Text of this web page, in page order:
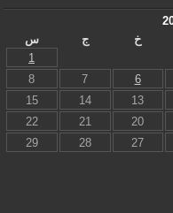
خ ج
س
1
6
7
8
13
14
15
20
21
22
27
28
29